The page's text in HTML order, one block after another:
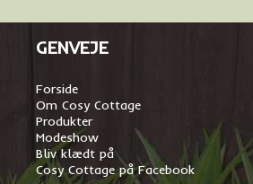
GENVEJE
Forside
Om Cosy Cottage
Produkter
Modeshow
Bliv klædt på
Cosy Cottage på Facebook